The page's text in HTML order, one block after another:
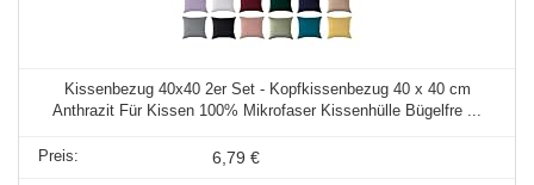
Kissenbezug 40x40 2er Set - Kopfkissenbezug 40 x 40 cm
Anthrazit Für Kissen 100% Mikrofaser Kissenhülle Bügelfre ...
6,79 €